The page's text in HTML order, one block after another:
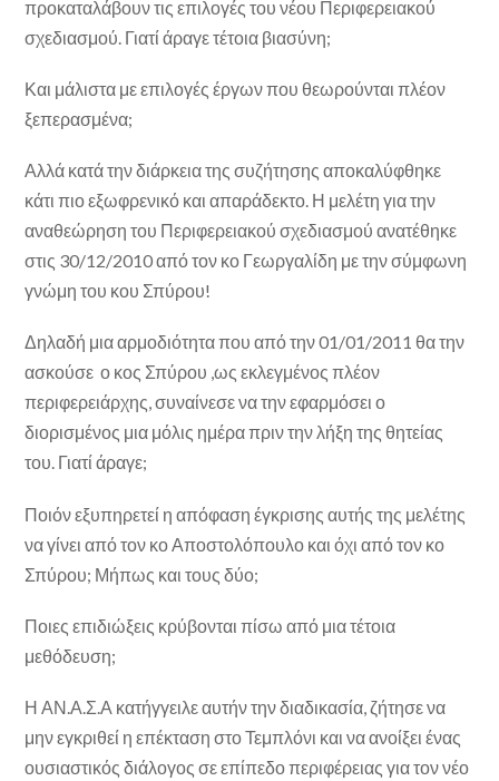
προκαταλάβουν τις επιλογές του νέου Περιφερειακού
σχεδιασμού. Γιατί άραγε τέτοια βιασύνη;
Και μάλιστα με επιλογές έργων που θεωρούνται πλέον
ξεπερασμένα;
Αλλά κατά την διάρκεια της συζήτησης αποκαλύφθηκε
κάτι πιο εξωφρενικό και απαράδεκτο. Η μελέτη για την
αναθεώρηση του Περιφερειακού σχεδιασμού ανατέθηκε
στις 30/12/2010 από τον κο Γεωργαλίδη με την σύμφωνη
γνώμη του κου Σπύρου!
Δηλαδή μια αρμοδιότητα που από την 01/01/2011 θα την
ασκούσε ο κος Σπύρου ,ως εκλεγμένος πλέον
περιφερειάρχης, συναίνεσε να την εφαρμόσει ο
διορισμένος μια μόλις ημέρα πριν την λήξη της θητείας
του. Γιατί άραγε;
Ποιόν εξυπηρετεί η απόφαση έγκρισης αυτής της μελέτης
να γίνει από τον κο Αποστολόπουλο και όχι από τον κο
Σπύρου; Μήπως και τους δύο;
Ποιες επιδιώξεις κρύβονται πίσω από μια τέτοια
μεθόδευση;
Η ΑΝ.Α.Σ.Α κατήγγειλε αυτήν την διαδικασία, ζήτησε να
μην εγκριθεί η επέκταση στο Τεμπλόνι και να ανοίξει ένας
ουσιαστικός διάλογος σε επίπεδο περιφέρειας για τον νέο